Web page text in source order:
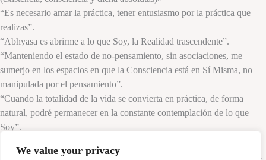
We value your privacy
“Es necesario amar la práctica, tener entusiasmo por la práctica que
realizas”.
“Abhyasa es abrirme a lo que Soy, la Realidad trascendente”.
“Manteniendo el estado de no-pensamiento, sin asociaciones, me
sumerjo en los espacios en que la Consciencia está en Sí Misma, no
manipulada por el pensamiento”.
“Cuando la totalidad de la vida se convierta en práctica, de forma
natural, podré permanecer en la constante contemplación de lo que
Soy”.
Frases e imágenes de los Diálogos con Swami Satyananda Saraswati